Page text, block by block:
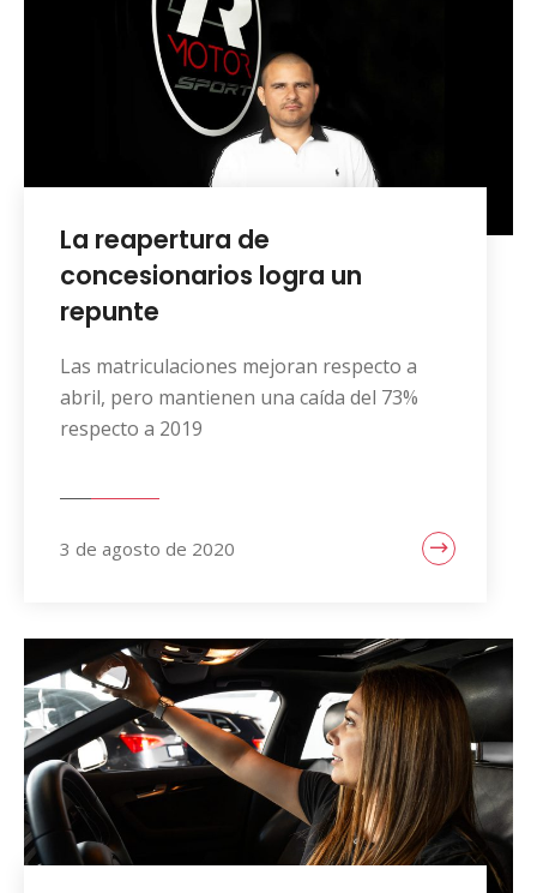
La reapertura de
concesionarios logra un
repunte
Las matriculaciones mejoran respecto a
abril, pero mantienen una caída del 73%
respecto a 2019
3 de agosto de 2020